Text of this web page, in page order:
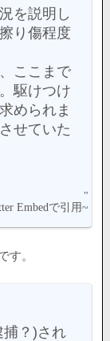
を説明し
り傷程度
ここまで
駆けつけ
められま
せていた
す。
捕？)され